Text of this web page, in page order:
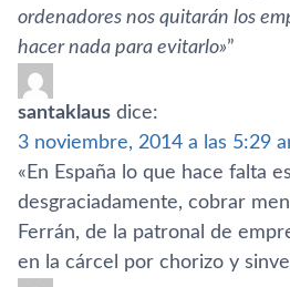
ordenadores nos quitarán los
hacer nada para evitarlo»”
santaklaus dice:
3 noviembre, 2014 a las 5:29
«En España lo que hace falta
desgraciadamente, cobrar
Ferrán, de la patronal de
en la cárcel por chorizo y